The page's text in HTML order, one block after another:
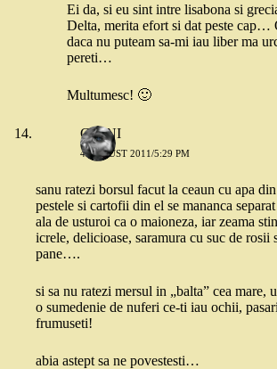
Ei da, si eu sint intre lisabona si
Delta, merita efort si dat peste cap…
daca nu puteam sa-mi iau liber ma
pereti…
Multumesc! 🙂
GIANI
4 AUGUST 2011/5:29 PM
sanu ratezi borsul facut la ceaun cu apa
pestele si cartofii din el se mananca
ala de usturoi ca o maioneza, iar zeama
icrele, delicioase, saramura cu suc de rosii
pane….
si sa nu ratezi mersul in „balta” cea mare,
o sumedenie de nuferi ce-ti iau ochii,
frumuseti!
abia astept sa ne povestesti…